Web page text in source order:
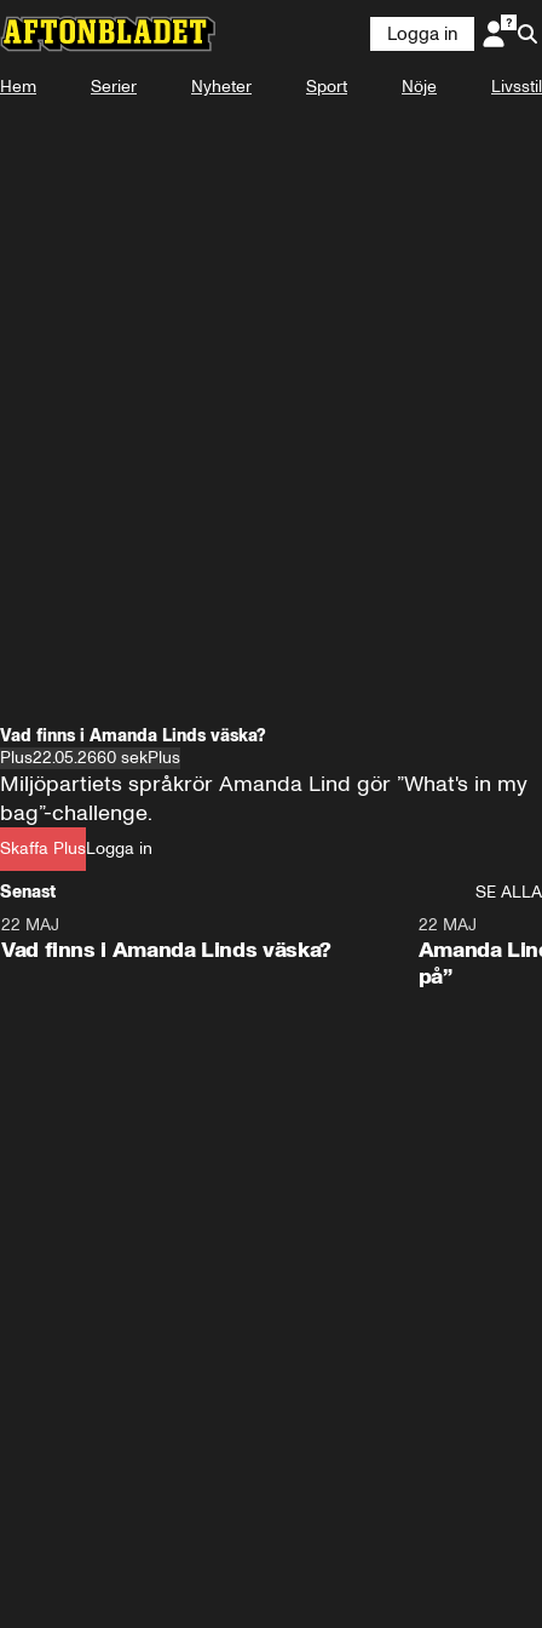
Laddar ...
Logga in
Hem Serier Nyheter Sport Nöje Livsstil
Vad finns i Amanda Linds väska?
Plus22.05.2660 sekPlus
Skaffa PlusLogga in
Miljöpartiets språkrör Amanda Lind gör ”What's in my
Senast
SE ALLA
Plus
22 MAJ
Vad finns i Amanda Linds väska?
Plus
22 MAJ
Amanda
på”